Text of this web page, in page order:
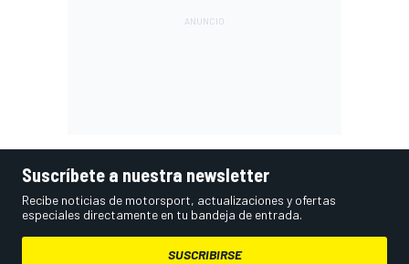
Suscríbete a nuestra newsletter
Recibe noticias de motorsport, actualizaciones y ofertas
especiales directamente en tu bandeja de entrada.
SUSCRIBIRSE